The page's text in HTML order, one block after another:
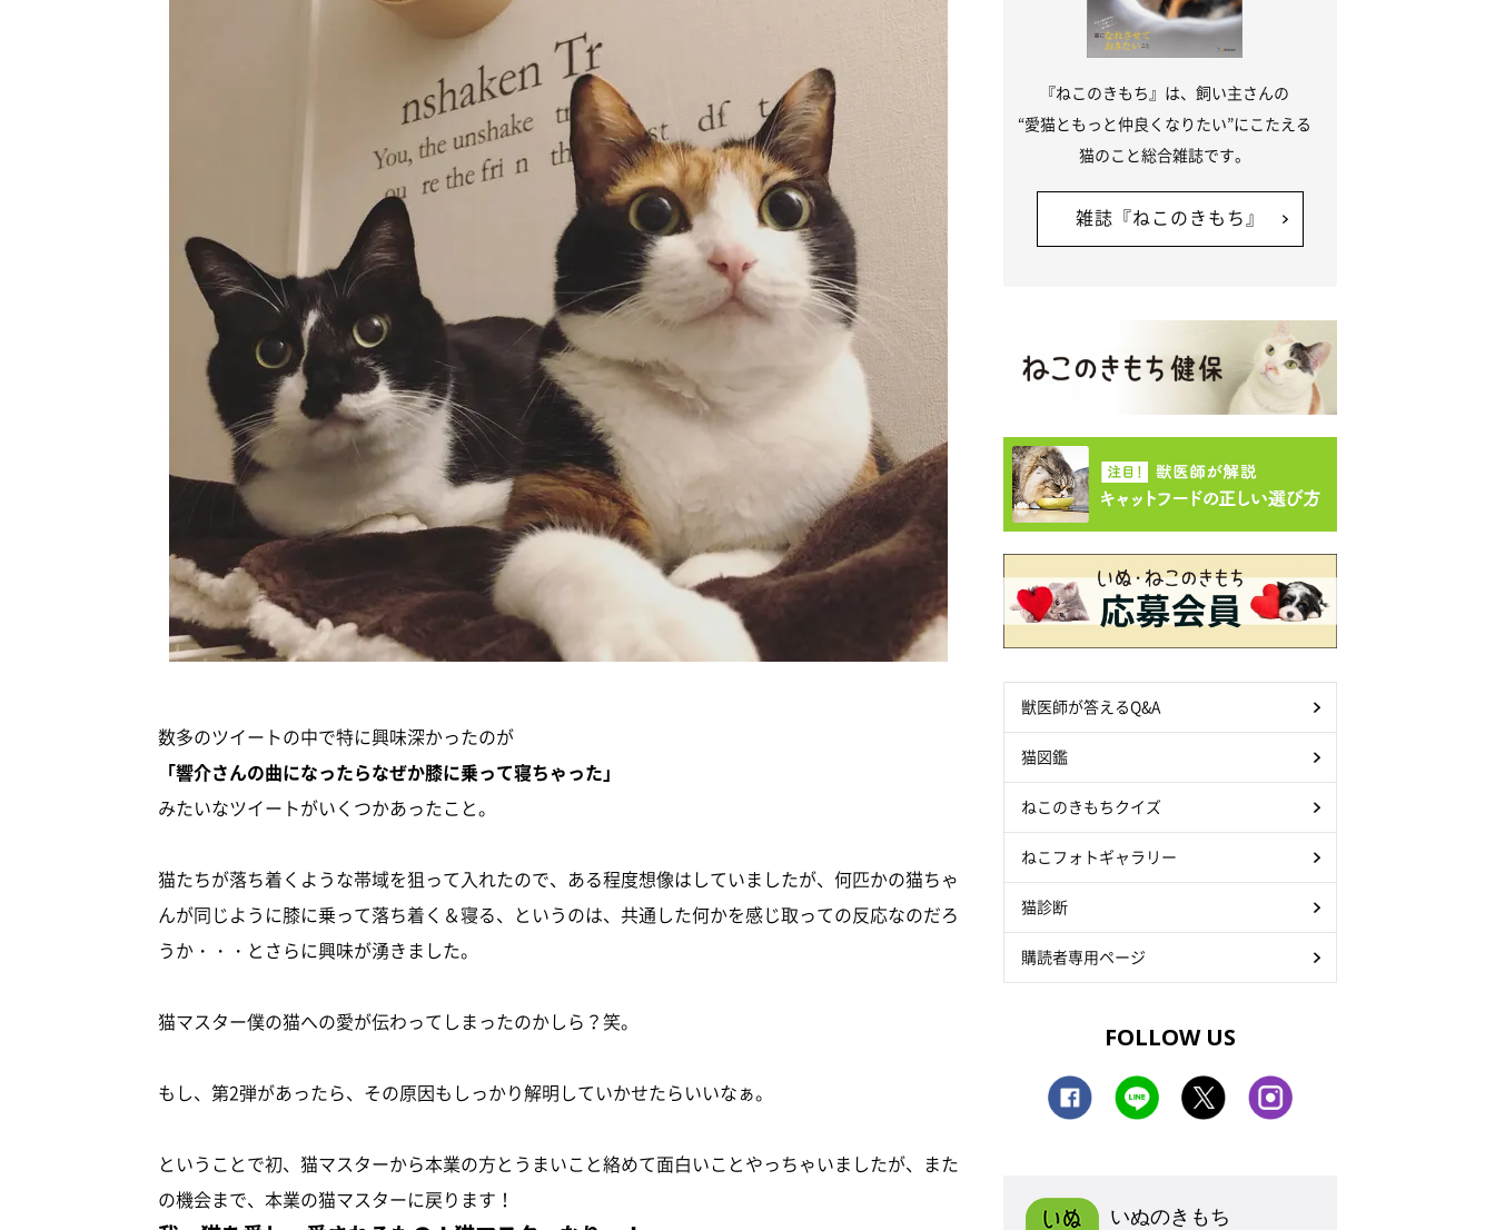
数多のツイートの中で特に興味深かったのが
「響介さんの曲になったらなぜか膝に乗って寝ちゃった」
みたいなツイートがいくつかあったこと。
猫たちが落ち着くような帯域を狙って入れたので、ある程度想像はしていましたが、何匹かの猫ちゃ
んが同じように膝に乗って落ち着く＆寝る、というのは、共通した何かを感じ取っての反応なのだろ
うか・・・とさらに興味が湧きました。
猫マスター僕の猫への愛が伝わってしまったのかしら？笑。
もし、第2弾があったら、その原因もしっかり解明していかせたらいいなぁ。
ということで初、猫マスターから本業の方とうまいこと絡めて面白いことやっちゃいましたが、また
の機会まで、本業の猫マスターに戻ります！
『ねこのきもち』は、飼い主さんの
“愛猫ともっと仲良くなりたい”にこたえる
猫のこと総合雑誌です。
雑誌『ねこのきもち』
獣医師が答えるQ&A
猫図鑑
ねこのきもちクイズ
ねこフォトギャラリー
猫診断
購読者専用ページ
FOLLOW US
いぬのきもち